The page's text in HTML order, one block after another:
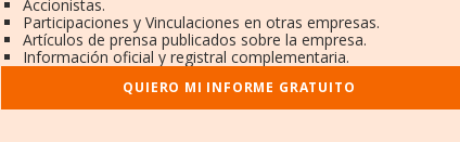
Accionistas.
Participaciones y Vinculaciones en otras empresas.
Artículos de prensa publicados sobre la empresa.
Información oficial y registral complementaria.
QUIERO MI INFORME GRATUITO